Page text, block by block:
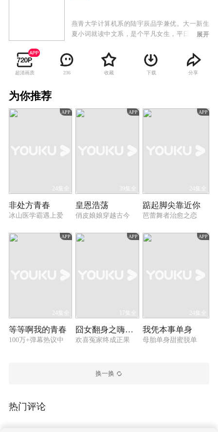
燕青大学计算机系的陆宇辰品学兼优。大一新生
夏小词就读中文系，是个平凡女生，平日爱好就
善良的夏小词，上学第一天就意外撞个满怀，并
惹出一连串糗事，两人就此结下梁子。但随着在
校园生活的互动，他们越来越默契，共同解决了
展开
超清画质 236 收藏 下载 分享
为你推荐
APP
24集全
非处方青春
冰山医学霸遇上爱
APP
39集全
皇恩浩荡
俏皮娘娘穿越古今
APP
24集全
踮起脚尖靠近你
芭蕾舞者治愈之恋
APP
24集全
等等啊我的青春
100万+弹幕热议中
APP
17集全
囧女翻身之嗨如花 第二季
欢喜冤家终成正果
APP
24集全
我凭本事单身
母胎单身甜蜜脱单
换一换
热门评论